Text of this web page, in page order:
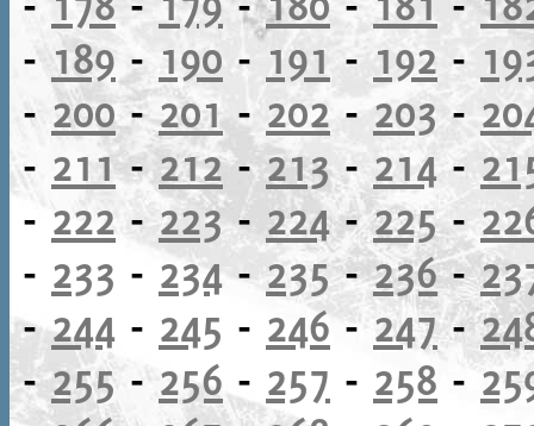
- 189 -190 -191 - 192 -
- 200-201-202 - 203 -
- 211-212-213- 214-
- 222 -223- 224-225-
- 233 - 234-235-236-
-244 - 245 - 246-247-
-255-256 - 257 - 258 -